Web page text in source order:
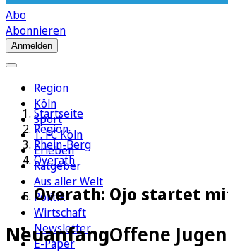
Abo
Abonnieren
Anmelden
Region
Köln
Sport
1. FC Köln
Erleben
Ratgeber
Aus aller Welt
Politik
Wirtschaft
Newsletter
E-Paper
Startseite
Region
Rhein-Berg
Overath
Overath: Ojo startet
NeuanfangOffene